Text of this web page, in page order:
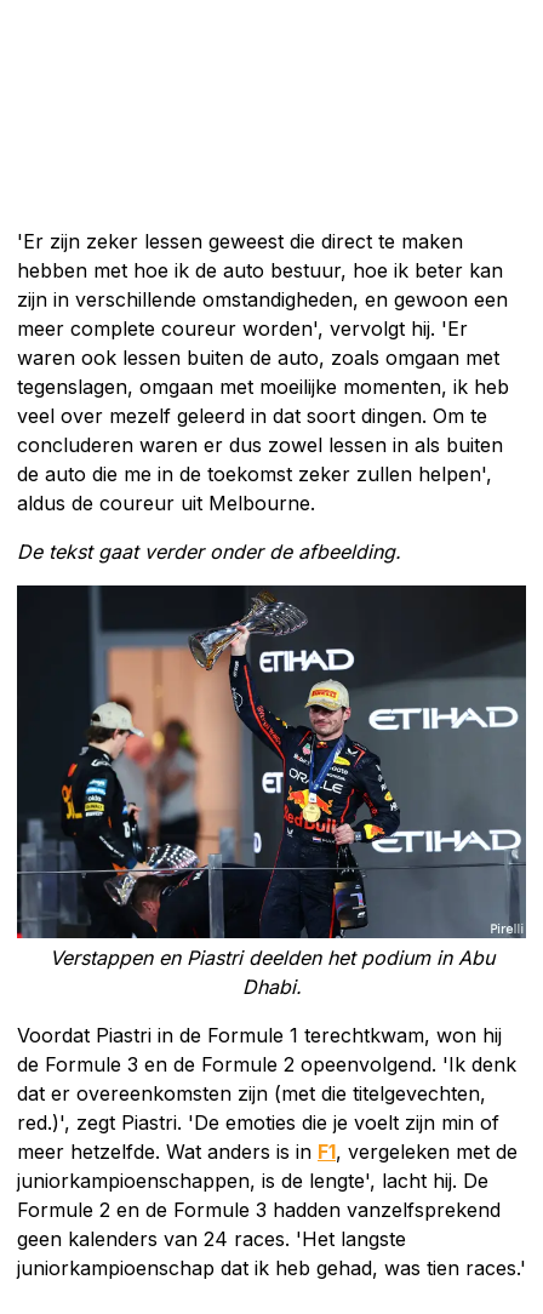
'Er zijn zeker lessen geweest die direct te maken
hebben met hoe ik de auto bestuur, hoe ik beter kan
zijn in verschillende omstandigheden, en gewoon een
meer complete coureur worden', vervolgt hij. 'Er
waren ook lessen buiten de auto, zoals omgaan met
tegenslagen, omgaan met moeilijke momenten, ik heb
veel over mezelf geleerd in dat soort dingen. Om te
concluderen waren er dus zowel lessen in als buiten
de auto die me in de toekomst zeker zullen helpen',
aldus de coureur uit Melbourne.
De tekst gaat verder onder de afbeelding.
Verstappen en Piastri deelden het podium in Abu
Dhabi.
Voordat Piastri in de Formule 1 terechtkwam, won hij
de Formule 3 en de Formule 2 opeenvolgend. 'Ik denk
dat er overeenkomsten zijn (met die titelgevechten,
red.)', zegt Piastri. 'De emoties die je voelt zijn min of
meer hetzelfde. Wat anders is in F1, vergeleken met de
juniorkampioenschappen, is de lengte', lacht hij. De
Formule 2 en de Formule 3 hadden vanzelfsprekend
geen kalenders van 24 races. 'Het langste
juniorkampioenschap dat ik heb gehad, was tien races.'